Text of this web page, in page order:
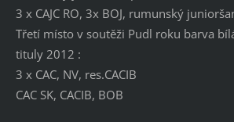
3 x CAJC RO, 3x BOJ, rumunský
Třetí místo v soutěži Pudl roku barva
tituly 2012 :
3 x CAC, NV, res.CACIB
CAC SK, CACIB, BOB